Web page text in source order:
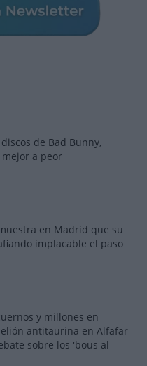
de Bad Bunny,
a peor
en Madrid que su
implacable el paso
y millones en
antitaurina en Alfafar
sobre los 'bous al